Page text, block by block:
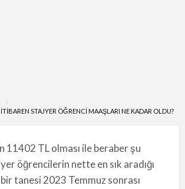
STAJYER ÖĞRENCI MAAŞLARI NE KADAR OLDU?
11402 TL olması ile beraber şu
öğrencilerin nette en sık aradığı
tanesi 2023 Temmuz sonrası